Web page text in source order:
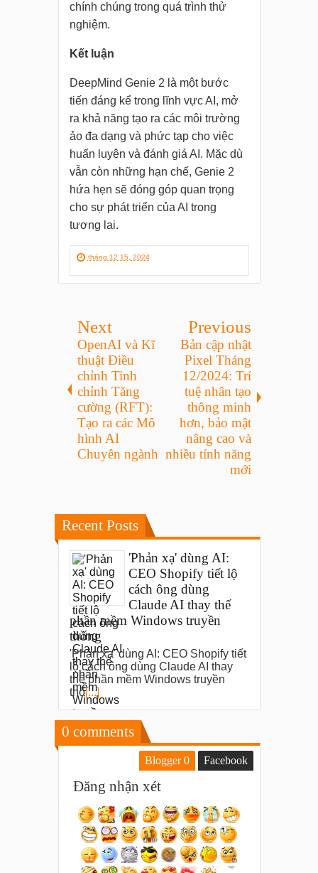
chính chúng trong quá trình thử
nghiệm.
Kết luận
DeepMind Genie 2 là một bước
tiến đáng kể trong lĩnh vực AI, mở
ra khả năng tạo ra các môi trường
ảo đa dạng và phức tạp cho việc
huấn luyện và đánh giá AI. Mặc dù
vẫn còn những hạn chế, Genie 2
hứa hẹn sẽ đóng góp quan trọng
cho sự phát triển của AI trong
tương lai.
tháng 12 15, 2024
Next
OpenAI và Kĩ
thuật Điều
chỉnh Tinh
chỉnh Tăng
cường (RFT):
Tạo ra các Mô
hình AI
Chuyên ngành
Previous
Bản cập nhật
Pixel Tháng
12/2024: Trí
tuệ nhân tạo
thông minh
hơn, bảo mật
nâng cao và
nhiều tính năng
mới
Recent Posts
'Phản xạ' dùng AI:
CEO Shopify tiết lộ
cách ông dùng
Claude AI thay thế
phần mềm Windows truyền
thống
'Phản xạ' dùng AI: CEO Shopify tiết
lộ cách ông dùng Claude AI thay
thế phần mềm Windows truyền
thố[...]
0 comments
Blogger0 Facebook
Đăng nhận xét